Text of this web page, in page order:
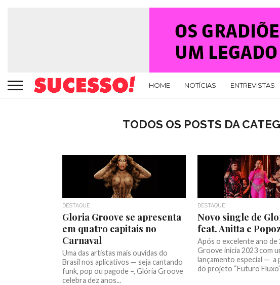
HOME NOTÍCIAS ENTREVISTAS
TODOS OS POSTS DA
DESTAQUE
Gloria Groove se apresenta
em quatro capitais no
Carnaval
Uma das artistas mais ouvidas do
Brasil nos aplicativos — seja cantando
funk, pop ou pagode –, Glória Groove
celebra dez anos...
DESTAQUE
Novo single de
feat. Anitta e
Após o excelente ano de
Groove inicia 2023 com
lançamento especial — a
do projeto “Futuro